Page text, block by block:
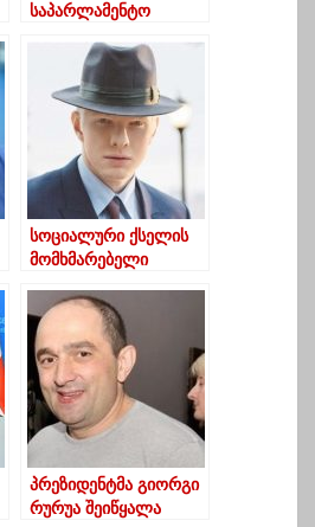
საპარლამენტო
თანახმა ვართ 5-დან 3
პროცენტამდე
ჩამოწევაზე
სოციალური ქსელის
მომხმარებელი
ქალებზე
სექსუალურად
ძალადობდა
პრეზიდენტმა გიორგი
რურუა შეიწყალა